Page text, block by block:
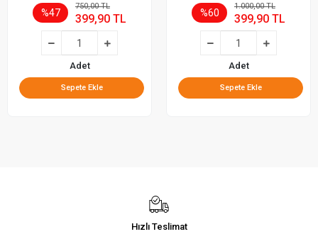
%47
750,00 TL
399,90 TL
Adet
Sepete Ekle
%60
1.000,00 TL
399,90 TL
Adet
Sepete Ekle
Hızlı Teslimat